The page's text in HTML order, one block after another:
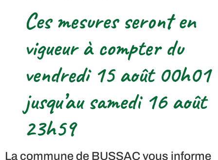
Ces mesures seront en
vigueur à compter du
vendredi 15 août 00h01
jusqu’au samedi 16 août
23h59
La commune de BUSSAC vous informe